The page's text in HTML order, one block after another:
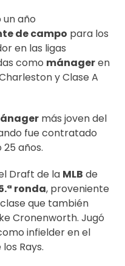
año
de campo para los
en las ligas
como mánageren
y Clase A
más joven del
fue contratado
años.
Draft de la MLB de
ronda, proveniente
que también
Cronenworth. Jugó
infielder en el
Rays.